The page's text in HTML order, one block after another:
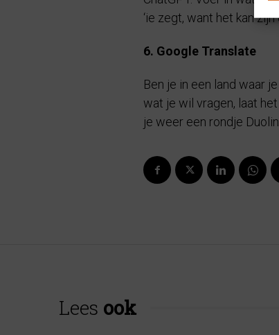
‘ie zegt, want het kan
6. Google Translate
Ben je in een land waar
wat je wil vragen, laat
je weer een rondje
Lees ook